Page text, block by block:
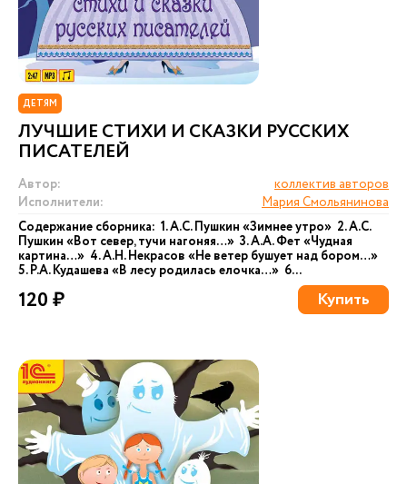
ДЕТЯМ
ЛУЧШИЕ СТИХИ И СКАЗКИ РУССКИХ
ПИСАТЕЛЕЙ
Автор:
коллектив авторов
Исполнители:
Мария Смольянинова
Содержание сборника: 1. А.С. Пушкин «Зимнее утро» 2. А.С.
Пушкин «Вот север, тучи нагоняя…» 3. А.А. Фет «Чудная
картина…» 4. А.Н. Некрасов «Не ветер бушует над бором…»
5. Р.А. Кудашева «В лесу родилась елочка…» 6...
120 ₽ Купить